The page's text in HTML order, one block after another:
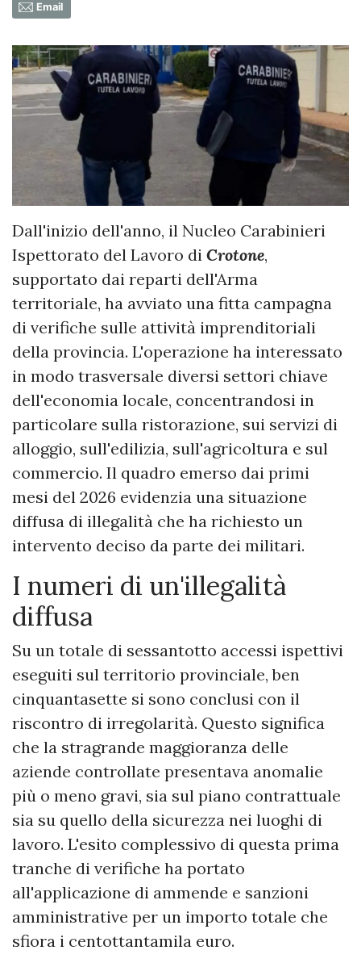
Email
Dall'inizio dell'anno, il Nucleo Carabinieri
Ispettorato del Lavoro di Crotone,
supportato dai reparti dell'Arma
territoriale, ha avviato una fitta campagna
di verifiche sulle attività imprenditoriali
della provincia. L'operazione ha interessato
in modo trasversale diversi settori chiave
dell'economia locale, concentrandosi in
particolare sulla ristorazione, sui servizi di
alloggio, sull'edilizia, sull'agricoltura e sul
commercio. Il quadro emerso dai primi
mesi del 2026 evidenzia una situazione
diffusa di illegalità che ha richiesto un
intervento deciso da parte dei militari.
​I numeri di un'illegalità
diffusa
​Su un totale di sessantotto accessi ispettivi
eseguiti sul territorio provinciale, ben
cinquantasette si sono conclusi con il
riscontro di irregolarità. Questo significa
che la stragrande maggioranza delle
aziende controllate presentava anomalie
più o meno gravi, sia sul piano contrattuale
sia su quello della sicurezza nei luoghi di
lavoro. L'esito complessivo di questa prima
tranche di verifiche ha portato
all'applicazione di ammende e sanzioni
amministrative per un importo totale che
sfiora i centottantamila euro.